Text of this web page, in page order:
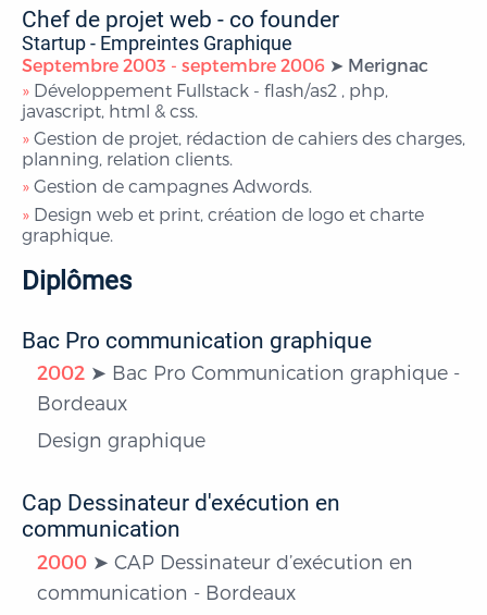
Chef de projet web - co founder
Startup - Empreintes Graphique
Septembre 2003 - septembre 2006
Merignac
Développement Fullstack - flash/as2 , php,
javascript, html & css.
Gestion de projet, rédaction de cahiers des charges,
planning, relation clients.
Gestion de campagnes Adwords.
Design web et print, création de logo et charte
graphique.
Diplômes
Bac Pro communication graphique
2002
Bac Pro Communication graphique -
Bordeaux
Design graphique
Cap Dessinateur d'exécution en
communication
2000
CAP Dessinateur d’exécution en
communication - Bordeaux